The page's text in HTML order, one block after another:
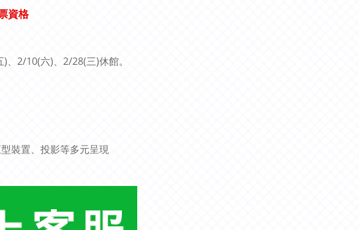
資格
2/10(六)、2/28(三)休館。
裝置、投影等多元呈現